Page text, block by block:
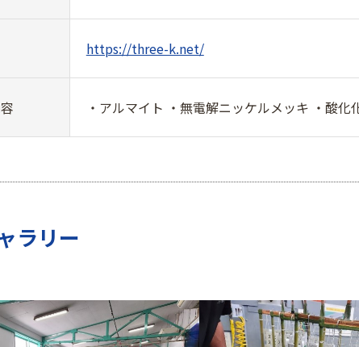
https://three-k.net/
・アルマイト ・無電解ニッケルメッキ ・酸
ラリー